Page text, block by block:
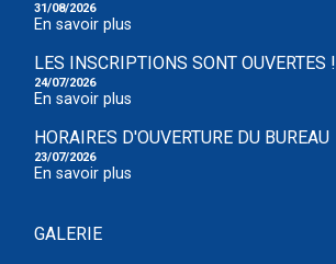
31/08/2026
En savoir plus
LES INSCRIPTIONS SONT OUVERTES !
24/07/2026
En savoir plus
HORAIRES D'OUVERTURE DU BUREAU
23/07/2026
En savoir plus
GALERIE